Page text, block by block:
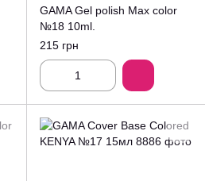
GAMA Gel polish Max color
№18 10ml.
215 грн